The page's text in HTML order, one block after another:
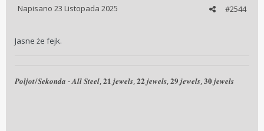
#2544
Napisano 23 Listopada 2025
Jasne że fejk.
𝑷𝒐𝒍𝒋𝒐𝒕/𝑺𝒆𝒌𝒐𝒏𝒅𝒂 - 𝑨𝒍𝒍 𝑺𝒕𝒆𝒆𝒍, 𝟐𝟏 𝒋𝒆𝒘𝒆𝒍𝒔, 𝟐𝟐 𝒋𝒆𝒘𝒆𝒍𝒔, 𝟐𝟗 𝒋𝒆𝒘𝒆𝒍𝒔, 𝟑𝟎 𝒋𝒆𝒘𝒆𝒍𝒔